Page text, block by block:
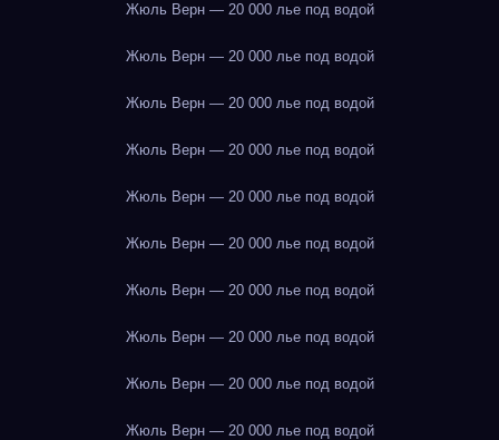
Жюль Верн — 20 000 лье под водой
Жюль Верн — 20 000 лье под водой
Жюль Верн — 20 000 лье под водой
Жюль Верн — 20 000 лье под водой
Жюль Верн — 20 000 лье под водой
Жюль Верн — 20 000 лье под водой
Жюль Верн — 20 000 лье под водой
Жюль Верн — 20 000 лье под водой
Жюль Верн — 20 000 лье под водой
Жюль Верн — 20 000 лье под водой